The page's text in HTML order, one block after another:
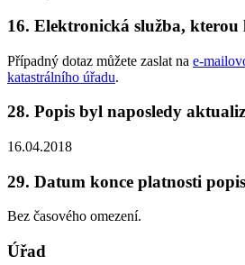
16. Elektronická služba, kterou
Případný dotaz můžete zaslat na e-
katastrálního úřadu.
28. Popis byl naposledy
16.04.2018
29. Datum konce platnosti
Bez časového omezení.
Úřad